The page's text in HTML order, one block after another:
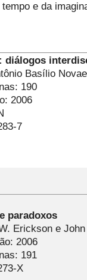
e da
diálogos
Basílio
190
2006
7
paradoxos
Erickson e
2006
191
X